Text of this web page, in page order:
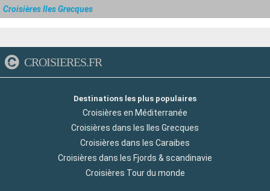
Croisières Iles Grecques
CROISIERES.FR
Destinations les plus populaires
Croisières en Méditerranée
Croisières dans les Iles Grecques
Croisières dans les Caraibes
Croisières dans les Fjords & scandinavie
Croisières Tour du monde